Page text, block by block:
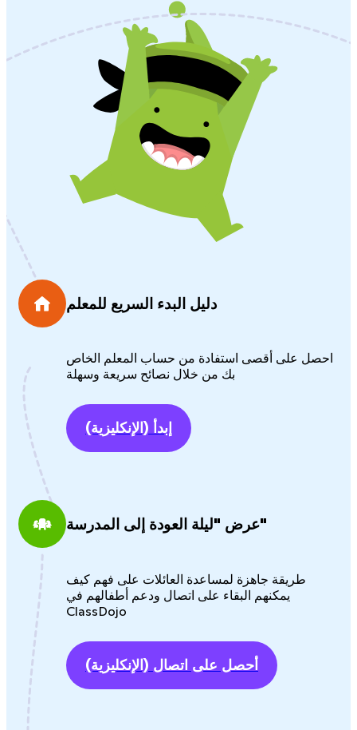
دليل البدء السريع للمعلم
احصل على أقصى استفادة من حساب المعلم الخاص
بك من خلال نصائح سريعة وسهلة
إبدأ (الإنكليزية)
عرض "ليلة العودة إلى المدرسة"
طريقة جاهزة لمساعدة العائلات على فهم كيف
يمكنهم البقاء على اتصال ودعم أطفالهم في
ClassDojo
أحصل على اتصال (الإنكليزية)